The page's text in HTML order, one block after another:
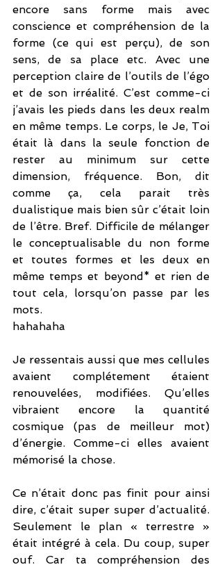
encore sans forme mais avec
conscience et compréhension de la
forme (ce qui est perçu), de son
sens, de sa place etc. Avec une
perception claire de l’outils de l’égo
et de son irréalité. C’est comme-ci
j’avais les pieds dans les deux realm
en même temps. Le corps, le Je, Toi
était là dans la seule fonction de
rester au minimum sur cette
dimension, fréquence. Bon, dit
comme ça, cela parait très
dualistique mais bien sûr c’était loin
de l’être. Bref. Difficile de mélanger
le conceptualisable du non forme
et toutes formes et les deux en
même temps et beyond* et rien de
tout cela, lorsqu’on passe par les
mots.
hahahaha
Je ressentais aussi que mes cellules
avaient complétement étaient
renouvelées, modifiées. Qu’elles
vibraient encore la quantité
cosmique (pas de meilleur mot)
d’énergie. Comme-ci elles avaient
mémorisé la chose.
Ce n’était donc pas finit pour ainsi
dire, c’était super super d’actualité.
Seulement le plan « terrestre »
était intégré à cela. Du coup, super
ouf. Car ta compréhension des